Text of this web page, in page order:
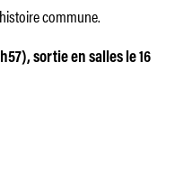
commune.
sortie en salles le 16